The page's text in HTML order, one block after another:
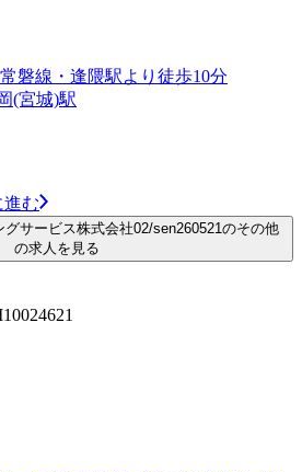
磐線・逢隈駅より徒歩10分
(宮城)駅
進む
グサービス株式会社02/sen260521のその他
の求人を見る